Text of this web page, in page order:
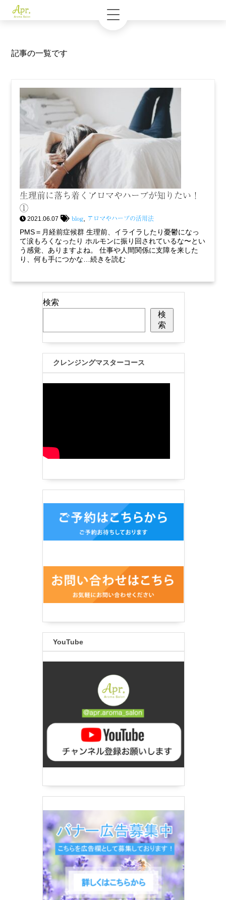
記事の一覧です
生理前に落ち着くアロマやハーブが知りたい！
①
2021.06.07 blog アロマやハーブの活用法
PMS＝月経前症候群 生理前、イライラしたり憂鬱になっ
て涙もろくなったり ホルモンに振り回されているな〜とい
う感覚、ありますよね。 仕事や人間関係に支障を来した
り、何も手につかな…続きを読む
検索
検
索
クレンジングマスターコース
YouTube